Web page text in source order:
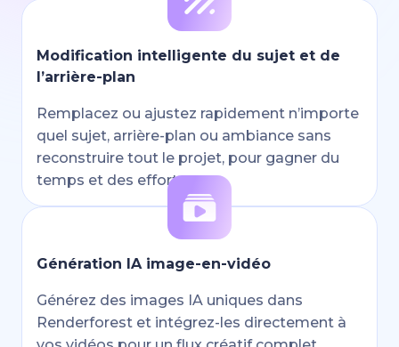
Modification intelligente du sujet et de
l’arrière-plan
Remplacez ou ajustez rapidement n’importe
quel sujet, arrière-plan ou ambiance sans
reconstruire tout le projet, pour gagner du
temps et des efforts.
Génération IA image-en-vidéo
Générez des images IA uniques dans
Renderforest et intégrez-les directement à